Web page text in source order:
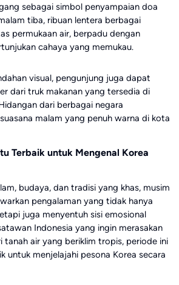
sebagai simbol penyampaian doa
tiba, ribuan lentera berbagai
permukaan air, berpadu dengan
cahaya yang memukau.
visual, pengunjung juga dapat
dari truk makanan yang tersedia di
dari berbagai negara
malam yang penuh warna di kota
Terbaik untuk Mengenal Korea
budaya, dan tradisi yang khas, musim
pengalaman yang tidak hanya
juga menyentuh sisi emosional
Indonesia yang ingin merasakan
tanah air yang beriklim tropis, periode ini
untuk menjelajahi pesona Korea secara